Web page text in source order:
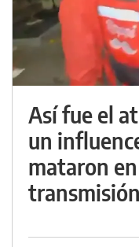
Así fue el
un
mataron